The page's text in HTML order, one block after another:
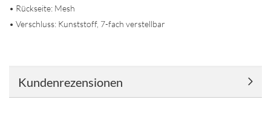
• Rückseite: Mesh
• Verschluss: Kunststoff, 7-fach verstellbar
Kundenrezensionen